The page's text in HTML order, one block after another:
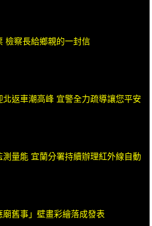
檢察長給鄉親的一封信
北返車潮高峰 宜警全力疏導讓您平安
測量能 宜蘭分署持續辦理紅外線自動
廟舊事」壁畫彩繪落成發表